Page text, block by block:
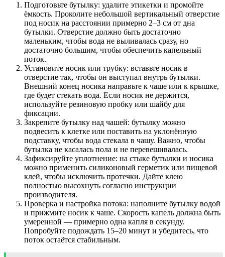
Подготовьте бутылку: удалите этикетки и промойте
ёмкость. Проколите небольшой вертикальный отверстие
под носик на расстоянии примерно 2–3 см от дна
бутылки. Отверстие должно быть достаточно
маленьким, чтобы вода не выливалась сразу, но
достаточно большим, чтобы обеспечить капельный
поток.
Установите носик или трубку: вставьте носик в
отверстие так, чтобы он выступал внутрь бутылки.
Внешний конец носика направьте к чаше или к крышке,
где будет стекать вода. Если носик не держится,
используйте резиновую пробку или шайбу для
фиксации.
Закрепите бутылку над чашей: бутылку можно
подвесить к клетке или поставить на уклонённую
подставку, чтобы вода стекала в чашу. Важно, чтобы
бутылка не касалась пола и не перевешивалась.
Зафиксируйте уплотнение: на стыке бутылки и носика
можно применить силиконовый герметик или пищевой
клей, чтобы исключить протечки. Дайте клею
полностью высохнуть согласно инструкции
производителя.
Проверка и настройка потока: наполните бутылку водой
и прижмите носик к чаше. Скорость капель должна быть
умеренной — примерно одна капля в секунду.
Попробуйте подождать 15–20 минут и убедитесь, что
поток остаётся стабильным.